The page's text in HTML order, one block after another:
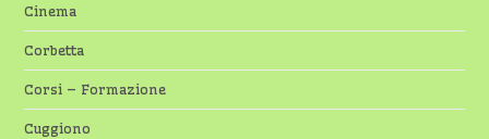
Cinema
Corbetta
Corsi – Formazione
Cuggiono